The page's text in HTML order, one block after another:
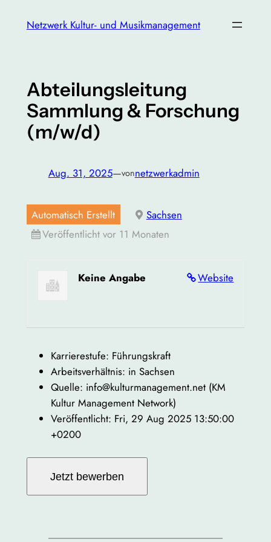
InhaltNetzwerk Kultur- und Musikmanagement
Abteilungsleitung
Sammlung & Forschung
(m/w/d)
Aug. 31, 2025—vonnetzwerkadmin
Automatisch Erstellt
Sachsen
Veröffentlicht vor 11 Monaten
Website
Keine Angabe
Karrierestufe: Führungskraft
Arbeitsverhältnis: in Sachsen
Quelle: info@kulturmanagement.net (KM
Kultur Management Network)
Veröffentlicht: Fri, 29 Aug 2025 13:50:00
+0200